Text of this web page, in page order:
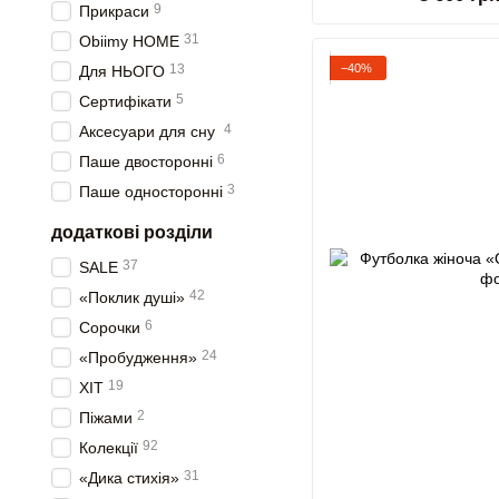
−40%
Прикраси 9
Obiimy HOME 31
Для НЬОГО 13
Сертифікати 5
Аксесуари для сну 4
Паше двосторонні 6
Паше односторонні 3
додаткові розділи
SALE 37
«Поклик душі» 42
Сорочки 6
«Пробудження» 24
ХІТ 19
Піжами 2
Колекції 92
«Дика стихія» 31